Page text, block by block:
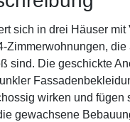
sich in drei Häuser
Zimmerwohnungen,
sind. Die geschickte
wirken und fügen
gewachsene